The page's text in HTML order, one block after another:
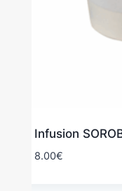
Infusion
8.00€